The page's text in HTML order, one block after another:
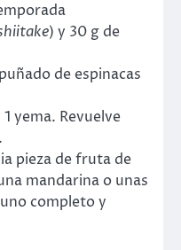
) y 30 g de
de espinacas
yema. Revuelve
pieza de fruta de
mandarina o unas
completo y